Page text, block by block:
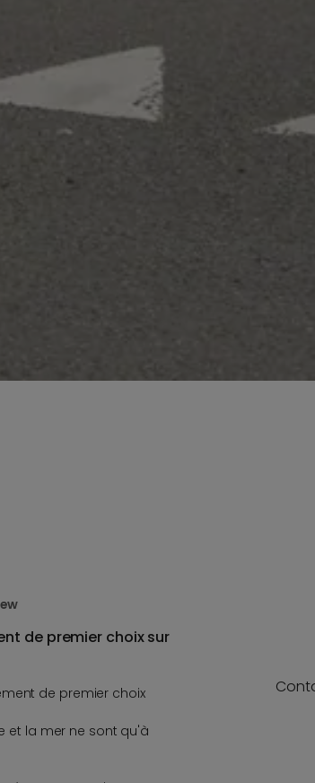
de premier choix sur
de premier choix
et la mer ne sont qu'à